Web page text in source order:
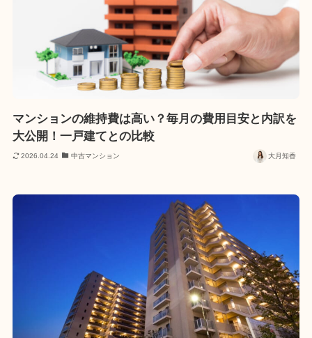
マンションの維持費は高い？毎月の費用目安と内訳を
大公開！一戸建てとの比較
2026.04.24 中古マンション 大月知香